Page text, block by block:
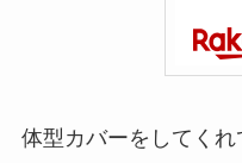
体型カバーをしてく